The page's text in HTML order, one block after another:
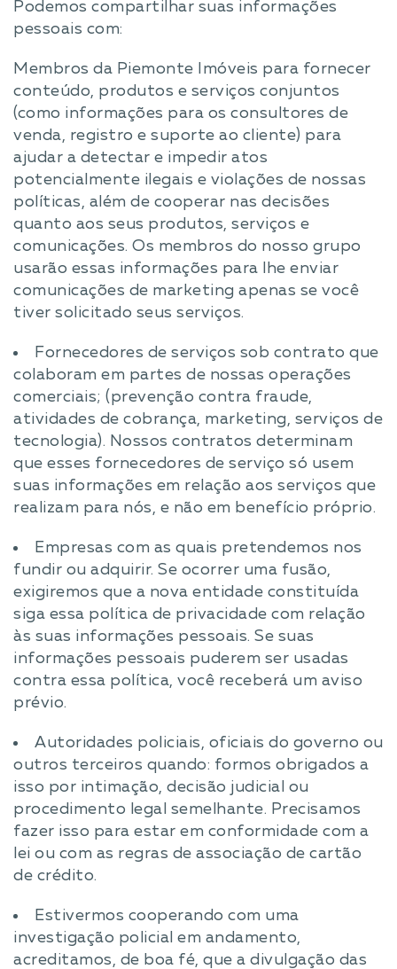
Podemos compartilhar suas informações
pessoais com:
Membros da Piemonte Imóveis para fornecer
conteúdo, produtos e serviços conjuntos
(como informações para os consultores de
venda, registro e suporte ao cliente) para
ajudar a detectar e impedir atos
potencialmente ilegais e violações de nossas
políticas, além de cooperar nas decisões
quanto aos seus produtos, serviços e
comunicações. Os membros do nosso grupo
usarão essas informações para lhe enviar
comunicações de marketing apenas se você
tiver solicitado seus serviços.
Fornecedores de serviços sob contrato que
colaboram em partes de nossas operações
comerciais; (prevenção contra fraude,
atividades de cobrança, marketing, serviços de
tecnologia). Nossos contratos determinam
que esses fornecedores de serviço só usem
suas informações em relação aos serviços que
realizam para nós, e não em benefício próprio.
Empresas com as quais pretendemos nos
fundir ou adquirir. Se ocorrer uma fusão,
exigiremos que a nova entidade constituída
siga essa política de privacidade com relação
às suas informações pessoais. Se suas
informações pessoais puderem ser usadas
contra essa política, você receberá um aviso
prévio.
Autoridades policiais, oficiais do governo ou
outros terceiros quando: formos obrigados a
isso por intimação, decisão judicial ou
procedimento legal semelhante. Precisamos
fazer isso para estar em conformidade com a
lei ou com as regras de associação de cartão
de crédito.
Estivermos cooperando com uma
investigação policial em andamento,
acreditamos, de boa fé, que a divulgação das